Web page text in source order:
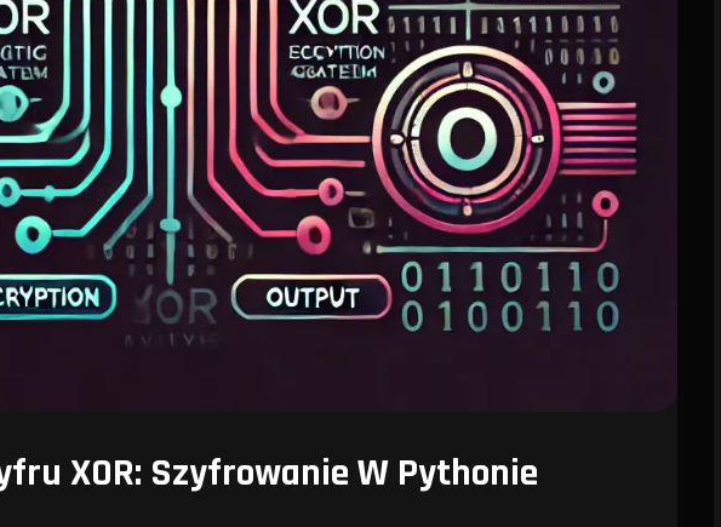
XOR: Szyfrowanie W Pythonie